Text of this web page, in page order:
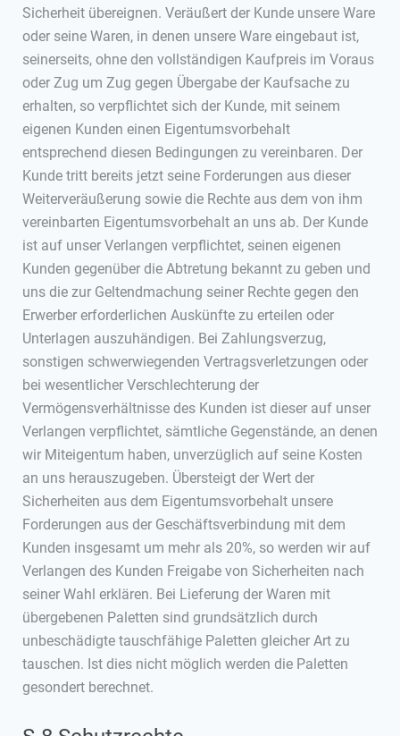
Sicherheit übereignen. Veräußert der Kunde unsere Ware
oder seine Waren, in denen unsere Ware eingebaut ist,
seinerseits, ohne den vollständigen Kaufpreis im Voraus
oder Zug um Zug gegen Übergabe der Kaufsache zu
erhalten, so verpflichtet sich der Kunde, mit seinem
eigenen Kunden einen Eigentumsvorbehalt
entsprechend diesen Bedingungen zu vereinbaren. Der
Kunde tritt bereits jetzt seine Forderungen aus dieser
Weiterveräußerung sowie die Rechte aus dem von ihm
vereinbarten Eigentumsvorbehalt an uns ab. Der Kunde
ist auf unser Verlangen verpflichtet, seinen eigenen
Kunden gegenüber die Abtretung bekannt zu geben und
uns die zur Geltendmachung seiner Rechte gegen den
Erwerber erforderlichen Auskünfte zu erteilen oder
Unterlagen auszuhändigen. Bei Zahlungsverzug,
sonstigen schwerwiegenden Vertragsverletzungen oder
bei wesentlicher Verschlechterung der
Vermögensverhältnisse des Kunden ist dieser auf unser
Verlangen verpflichtet, sämtliche Gegenstände, an denen
wir Miteigentum haben, unverzüglich auf seine Kosten
an uns herauszugeben. Übersteigt der Wert der
Sicherheiten aus dem Eigentumsvorbehalt unsere
Forderungen aus der Geschäftsverbindung mit dem
Kunden insgesamt um mehr als 20%, so werden wir auf
Verlangen des Kunden Freigabe von Sicherheiten nach
seiner Wahl erklären. Bei Lieferung der Waren mit
übergebenen Paletten sind grundsätzlich durch
unbeschädigte tauschfähige Paletten gleicher Art zu
tauschen. Ist dies nicht möglich werden die Paletten
gesondert berechnet.